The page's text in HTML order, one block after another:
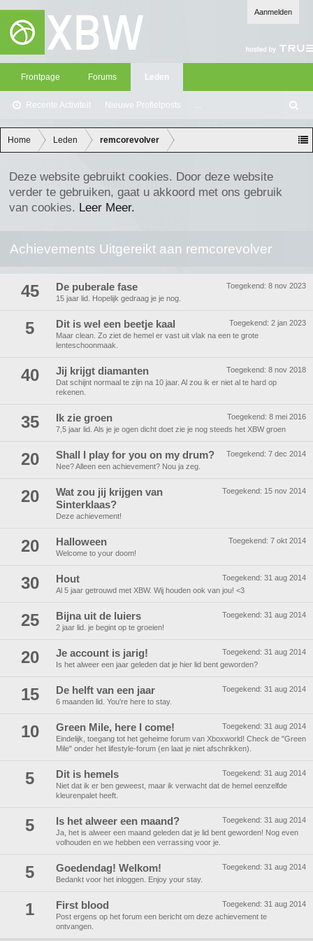
Aanmelden
Frontpage Forums Leden
Recente Activiteit Nieuwe Profielposts ...
oe
ke
n
Home Leden remcorevolver
Deze website gebruikt cookies. Door deze website
verder te gebruiken, gaat u akkoord met ons gebruik
van cookies. Leer Meer.
Achievements Uitgereikt aan remcorevolver
45 Toegekend: 8 nov 2023
De puberale fase
15 jaar lid. Hopelijk gedraag je je nog.
5 Toegekend: 2 jan 2023
Dit is wel een beetje kaal
Maar clean. Zo ziet de hemel er vast uit vlak na een te grote
lenteschoonmaak.
40 Toegekend: 8 nov 2018
Jij krijgt diamanten
Dat schijnt normaal te zijn na 10 jaar. Al zou ik er niet al te hard op
rekenen.
35 Toegekend: 8 mei 2016
Ik zie groen
7,5 jaar lid. Als je je ogen dicht doet zie je nog steeds het XBW groen
20 Toegekend: 7 dec 2014
Shall I play for you on my drum?
Nee? Alleen een achievement? Nou ja zeg.
20 Toegekend: 15 nov 2014
Wat zou jij krijgen van
Sinterklaas?
Deze achievement!
20 Toegekend: 7 okt 2014
Halloween
Welcome to your doom!
30 Toegekend: 31 aug 2014
Hout
Al 5 jaar getrouwd met XBW. Wij houden ook van jou! <3
25 Toegekend: 31 aug 2014
Bijna uit de luiers
2 jaar lid. je begint op te groeien!
20 Toegekend: 31 aug 2014
Je account is jarig!
Is het alweer een jaar geleden dat je hier lid bent geworden?
15 Toegekend: 31 aug 2014
De helft van een jaar
6 maanden lid. You're here to stay.
10 Toegekend: 31 aug 2014
Green Mile, here I come!
Eindelijk, toegang tot het geheime forum van Xboxworld! Check de "Green
Mile" onder het lifestyle-forum (en laat je niet afschrikken).
5 Toegekend: 31 aug 2014
Dit is hemels
Niet dat ik er ben geweest, maar ik verwacht dat de hemel eenzelfde
kleurenpalet heeft.
5 Toegekend: 31 aug 2014
Is het alweer een maand?
Ja, het is alweer een maand geleden dat je lid bent geworden! Nog even
volhouden en we hebben een verrassing voor je.
5 Toegekend: 31 aug 2014
Goedendag! Welkom!
Bedankt voor het inloggen. Enjoy your stay.
1 Toegekend: 31 aug 2014
First blood
Post ergens op het forum een bericht om deze achievement te
ontvangen.